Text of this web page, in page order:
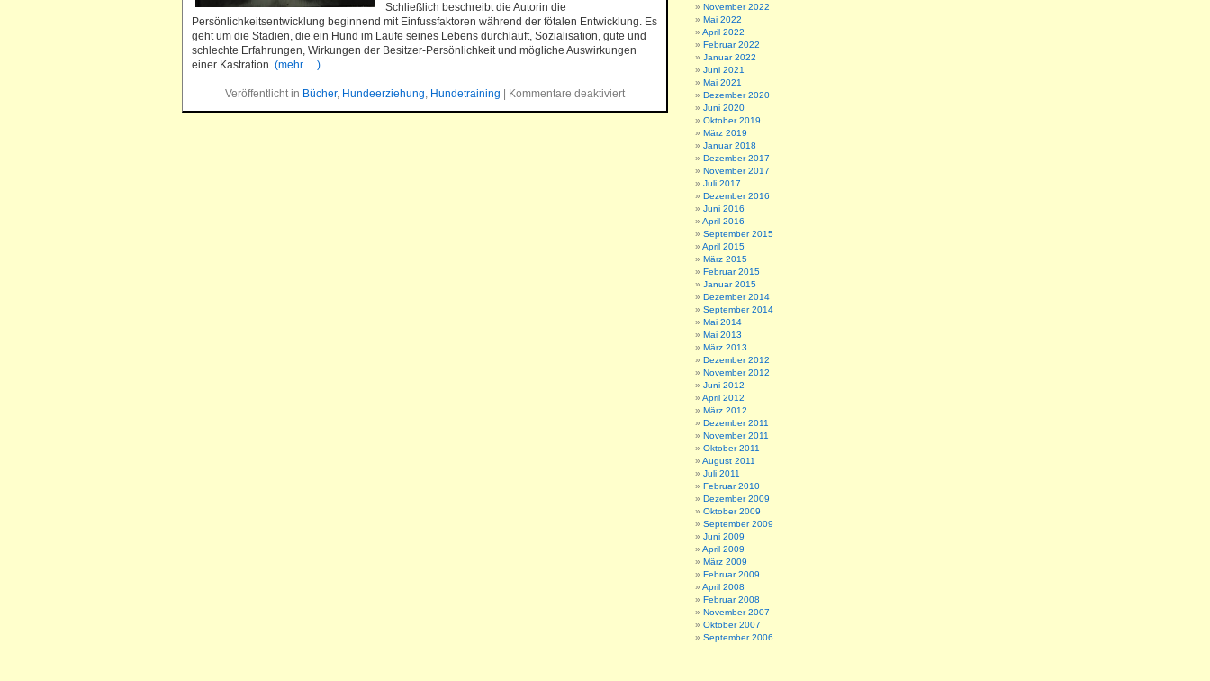
Schließlich beschreibt die Autorin die
Persönlichkeitsentwicklung beginnend mit Einfussfaktoren während der fötalen Entwicklung. Es
geht um die Stadien, die ein Hund im Laufe seines Lebens durchläuft, Sozialisation, gute und
schlechte Erfahrungen, Wirkungen der Besitzer-Persönlichkeit und mögliche Auswirkungen
einer Kastration. (mehr …)
Veröffentlicht in Bücher, Hundeerziehung, Hundetraining Kommentare deaktiviert
November 2022
Mai 2022
April 2022
Februar 2022
Januar 2022
Juni 2021
Mai 2021
Dezember 2020
Juni 2020
Oktober 2019
März 2019
Januar 2018
Dezember 2017
November 2017
Juli 2017
Dezember 2016
Juni 2016
April 2016
September 2015
April 2015
März 2015
Februar 2015
Januar 2015
Dezember 2014
September 2014
Mai 2014
Mai 2013
März 2013
Dezember 2012
November 2012
Juni 2012
April 2012
März 2012
Dezember 2011
November 2011
Oktober 2011
August 2011
Juli 2011
Februar 2010
Dezember 2009
Oktober 2009
September 2009
Juni 2009
April 2009
März 2009
Februar 2009
April 2008
Februar 2008
November 2007
Oktober 2007
September 2006